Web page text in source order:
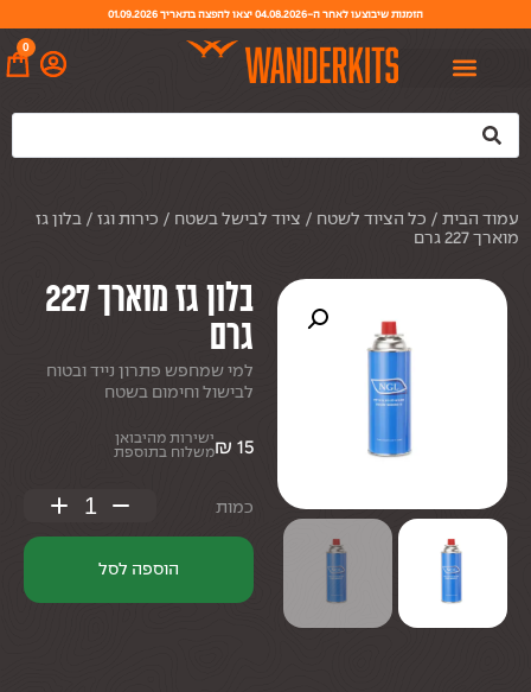
הזמנות שיבוצעו לאחר ה-04.08.2026 יצאו להפצה בתאריך 01.09.2026
0
עמוד הבית / כל הציוד לשטח / ציוד לבישל בשטח / כירות וגז / בלון גז
מוארך 227 גרם
בלון גז מוארך 227
גרם
למי שמחפש פתרון נייד ובטוח
לבישול וחימום בשטח
₪ 15
ישירות מהיבואן
משלוח בתוספת
כמות + −
הוספה לסל